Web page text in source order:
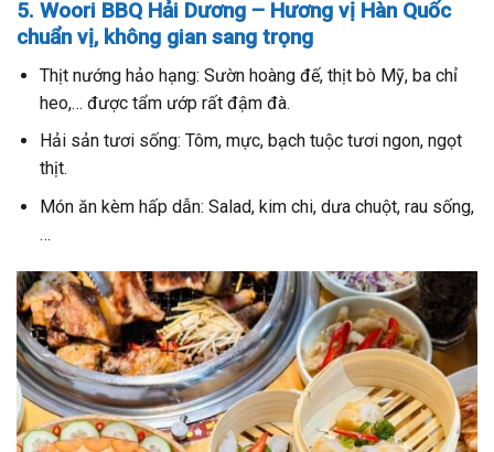
5. Woori BBQ Hải Dương – Hương vị Hàn Quốc
chuẩn vị, không gian sang trọng
Thịt nướng hảo hạng: Sườn hoàng đế, thịt bò Mỹ, ba chỉ
heo,… được tẩm ướp rất đậm đà.
Hải sản tươi sống: Tôm, mực, bạch tuộc tươi ngon, ngọt
thịt.
Món ăn kèm hấp dẫn: Salad, kim chi, dưa chuột, rau sống,
…